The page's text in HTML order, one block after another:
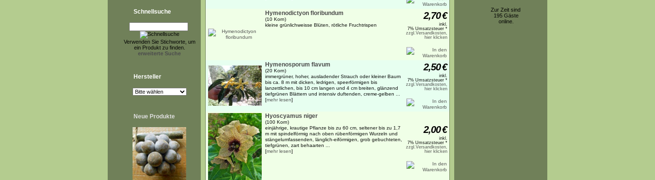
Schnellsuche
Verwenden Sie Stichworte, um
ein Produkt zu finden.
erweiterte Suche
Hersteller
Neue Produkte
Hymenodictyon floribundum
(10 Korn)
kleine grünlichweisse Blüten, rötliche Fruchtrispen
2,70€
inkl.
7% Umsatzsteuer *
zzgl.Versandkosten,
hier klicken
Hymenosporum flavum
(20 Korn)
immergrüner, hoher, ausladender Strauch oder kleiner Baum
bis ca. 8 m mit dicken, ledrigen, speerförmigen bis
lanzettlichen, bis 10 cm langen und 4 cm breiten, glänzend
tiefgrünen Blättern und intensiv duftenden, creme-gelben ...
[mehr lesen]
2,50€
inkl.
7% Umsatzsteuer *
zzgl.Versandkosten,
hier klicken
Hyoscyamus niger
(100 Korn)
einjährige, krautige Pflanze bis zu 60 cm, seltener bis zu 1,7
m mit spindelförmig nach oben rübenförmigen Wurzeln und
stängelumfassenden, länglich-eiförmigen, grob gebuchteten,
tiefgrünen, zart behaarten ...
[mehr lesen]
2,00€
inkl.
7% Umsatzsteuer *
zzgl.Versandkosten,
hier klicken
Zur Zeit sind
195 Gäste
online.